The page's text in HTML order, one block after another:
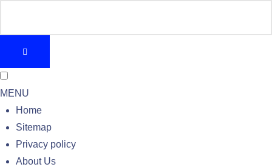
MENU
Home
Sitemap
Privacy policy
About Us